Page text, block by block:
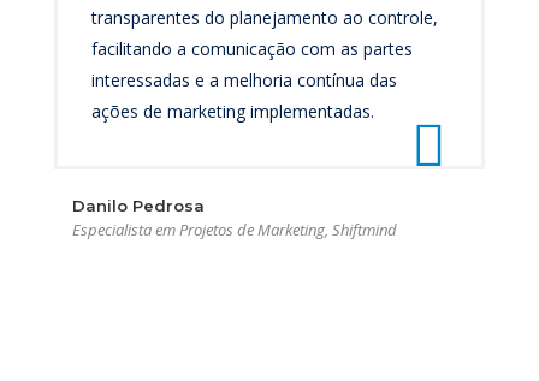
transparentes do planejamento ao controle,
facilitando a comunicação com as partes
interessadas e a melhoria contínua das
ações de marketing implementadas.
Danilo Pedrosa
Especialista em Projetos de Marketing, Shiftmind